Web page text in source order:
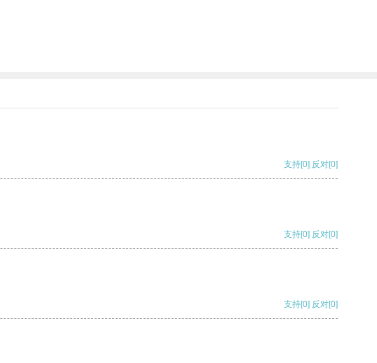
支持[0] 反对[0]
支持[0] 反对[0]
支持[0] 反对[0]